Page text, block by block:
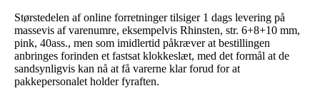
Størstedelen af online forretninger tilsiger 1 dags levering på
massevis af varenumre, eksempelvis Rhinsten, str. 6+8+10 mm,
pink, 40ass., men som imidlertid påkræver at bestillingen
anbringes forinden et fastsat klokkeslæt, med det formål at de
sandsynligvis kan nå at få varerne klar forud for at
pakkepersonalet holder fyraften.